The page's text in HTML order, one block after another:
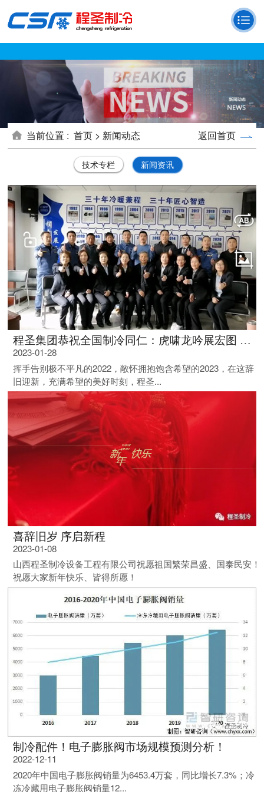
当前位置 : 首页 > 新闻动态 返回首页
技术专栏 新闻资讯
程圣集团恭祝全国制冷同仁：虎啸龙吟展宏图 盘马弯弓创新功
2023-01-28
挥手告别极不平凡的2022，敞怀拥抱饱含希望的2023，在这辞
旧迎新，充满希望的美好时刻，程圣...
喜辞旧岁 序启新程
2023-01-08
山西程圣制冷设备工程有限公司祝愿祖国繁荣昌盛、国泰民安！
祝愿大家新年快乐、皆得所愿！
制冷配件！电子膨胀阀市场规模预测分析！
2022-12-11
2020年中国电子膨胀阀销量为6453.4万套，同比增长7.3%；冷
冻冷藏用电子膨胀阀销量12...